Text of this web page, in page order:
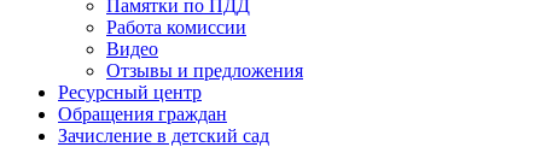
Памятки по ПДД
Работа комиссии
Видео
Отзывы и предложения
Ресурсный центр
Обращения граждан
Зачисление в детский сад